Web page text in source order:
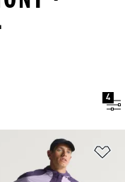
4
Ekle